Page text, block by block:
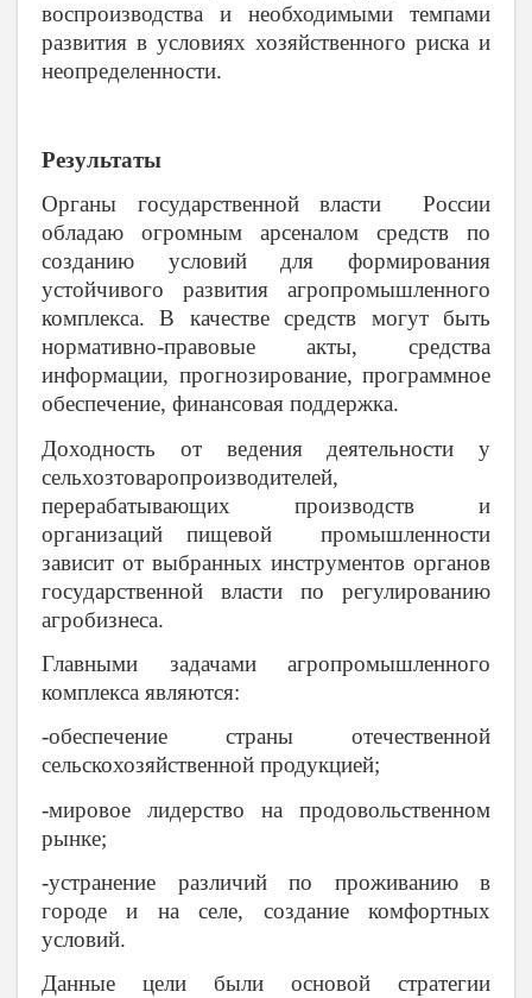
воспроизводства и необходимыми темпами
развития в условиях хозяйственного риска и
неопределенности.
Результаты
Органы государственной власти России
обладаю огромным арсеналом средств по
созданию условий для формирования
устойчивого развития агропромышленного
комплекса. В качестве средств могут быть
нормативно-правовые акты, средства
информации, прогнозирование, программное
обеспечение, финансовая поддержка.
Доходность от ведения деятельности у
сельхозтоваропроизводителей,
перерабатывающих производств и
организаций пищевой промышленности
зависит от выбранных инструментов органов
государственной власти по регулированию
агробизнеса.
Главными задачами агропромышленного
комплекса являются:
-обеспечение страны отечественной
сельскохозяйственной продукцией;
-мировое лидерство на продовольственном
рынке;
-устранение различий по проживанию в
городе и на селе, создание комфортных
условий.
Данные цели были основой стратегии